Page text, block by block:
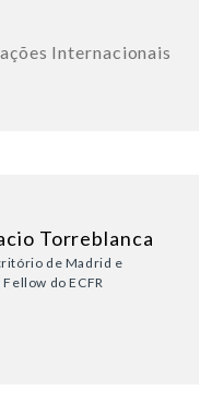
Internacionais
Torreblanca
de Madrid e
do ECFR